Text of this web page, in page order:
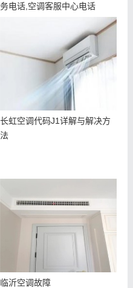
务电话,空调客服中心电话
长虹空调代码J1详解与解决方
法
临沂空调故障